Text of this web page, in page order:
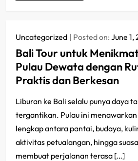
Uncategorized Posted on: June 1,
Bali Tour untuk
Pulau Dewata dengan
Praktis dan Berkesan
Liburan ke Bali selalu punya daya
tergantikan. Pulau ini
lengkap antara pantai, budaya,
aktivitas petualangan, hingga
membuat perjalanan terasa […]